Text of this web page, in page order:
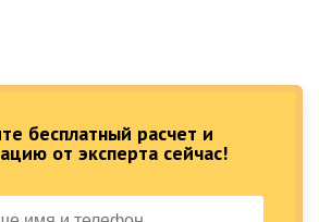
бесплатный расчет и
от эксперта сейчас!